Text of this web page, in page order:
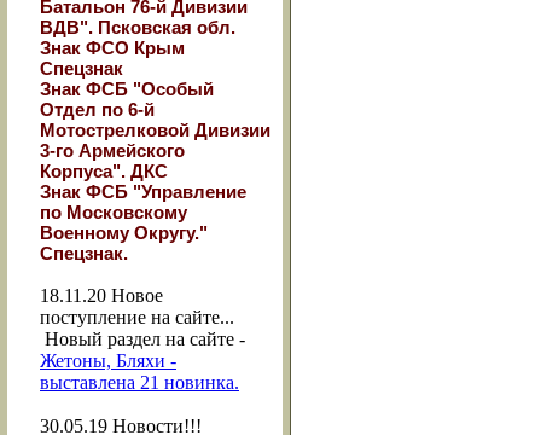
Батальон 76-й Дивизии
ВДВ". Псковская обл.
Знак ФСО Крым
Спецзнак
Знак ФСБ "Особый
Отдел по 6-й
Мотострелковой Дивизии
3-го Армейского
Корпуса". ДКС
Знак ФСБ "Управление
по Московскому
Военному Округу."
Спецзнак.
18.11.20 Новое
поступление на сайте...
Новый раздел на сайте -
Жетоны, Бляхи -
выставлена 21 новинка.
30.05.19 Новости!!!